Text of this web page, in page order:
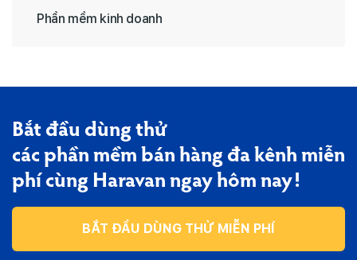
Phần mềm kinh doanh
Bắt đầu dùng thử
các phần mềm bán hàng đa kênh miễn
phí cùng Haravan ngay hôm nay!
BẮT ĐẦU DÙNG THỬ MIỄN PHÍ